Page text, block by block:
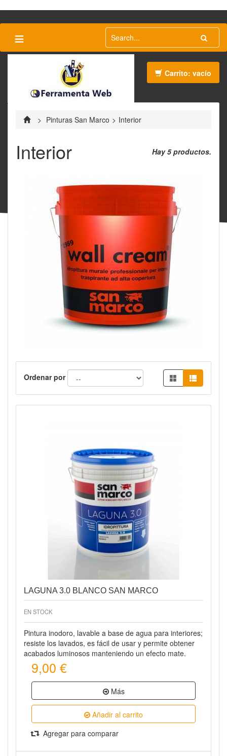
≡
Carrito: vacío
> Pinturas San Marco > Interior
Interior Hay 5 productos.
Ordenar por
LAGUNA 3.0 BLANCO SAN MARCO
EN STOCK
Pintura inodoro, lavable a base de agua para interiores;
resiste los lavados, es fácil de usar y permite obtener
acabados luminosos manteniendo un efecto mate.
9,00 €
Más
Añadir al carrito
Agregar para comparar
Vista rápida